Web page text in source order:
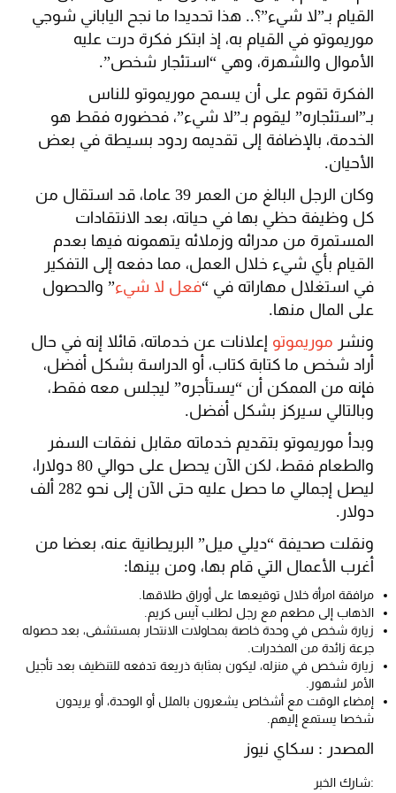
القيام بـ”لا شيء”؟.. هذا تحديدا ما نجح الياباني شوجي
موريموتو في القيام به، إذ ابتكر فكرة درت عليه
الأموال والشهرة، وهي “استئجار شخص”.
الفكرة تقوم على أن يسمح موريموتو للناس
بـ”استئجاره” ليقوم بـ”لا شيء”، فحضوره فقط هو
الخدمة، بالإضافة إلى تقديمه ردود بسيطة في بعض
الأحيان.
وكان الرجل البالغ من العمر 39 عاما، قد استقال من
كل وظيفة حظي بها في حياته، بعد الانتقادات
المستمرة من مدرائه وزملائه يتهمونه فيها بعدم
القيام بأي شيء خلال العمل، مما دفعه إلى التفكير
في استغلال مهاراته في “فعل لا شيء” والحصول
على المال منها.
ونشر موريموتو إعلانات عن خدماته، قائلا إنه في حال
أراد شخص ما كتابة كتاب، أو الدراسة بشكل أفضل،
فإنه من الممكن أن “يستأجره” ليجلس معه فقط،
وبالتالي سيركز بشكل أفضل.
وبدأ موريموتو بتقديم خدماته مقابل نفقات السفر
والطعام فقط، لكن الآن يحصل على حوالي 80 دولارا،
ليصل إجمالي ما حصل عليه حتى الآن إلى نحو 282 ألف
دولار.
ونقلت صحيفة “ديلي ميل” البريطانية عنه، بعضا من
أغرب الأعمال التي قام بها، ومن بينها:
مرافقة امرأة خلال توقيعها على أوراق طلاقها.
الذهاب إلى مطعم مع رجل لطلب آيس كريم.
زيارة شخص في وحدة خاصة بمحاولات الانتحار بمستشفى، بعد حصوله
جرعة زائدة من المخدرات.
زيارة شخص في منزله، ليكون بمثابة ذريعة تدفعه للتنظيف بعد تأجيل
الأمر لشهور.
إمضاء الوقت مع أشخاص يشعرون بالملل أو الوحدة، أو يريدون
شخصا يستمع إليهم.
المصدر : سكاي نيوز
:شارك الخبر